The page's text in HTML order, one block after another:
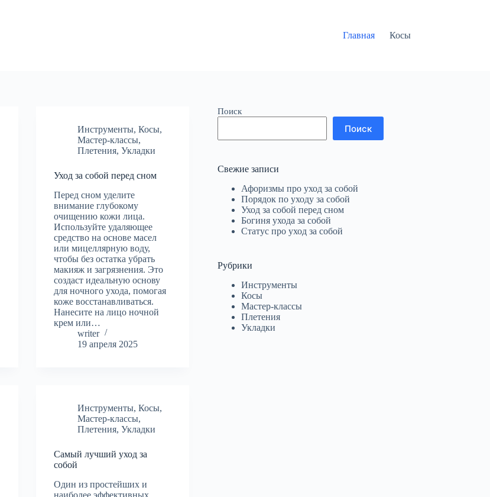
Главная Косы
Инструменты,Косы,
Мастер-классы,
Плетения,Укладки
Уход за собой перед сном
Перед сном уделите
внимание глубокому
очищению кожи лица.
Используйте удаляющее
средство на основе масел
или мицеллярную воду,
чтобы без остатка убрать
макияж и загрязнения. Это
создаст идеальную основу
для ночного ухода, помогая
коже восстанавливаться.
Нанесите на лицо ночной
крем или…
writer
19 апреля 2025
Инструменты,Косы,
Мастер-классы,
Плетения,Укладки
Самый лучший уход за
собой
Один из простейших и
наиболее эффективных
Поиск
Поиск
Свежие записи
Афоризмы про уход за собой
Порядок по уходу за собой
Уход за собой перед сном
Богиня ухода за собой
Статус про уход за собой
Рубрики
Инструменты
Косы
Мастер-классы
Плетения
Укладки